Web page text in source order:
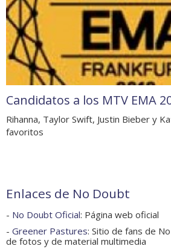
Candidatos a los MTV EMA
Rihanna, Taylor Swift, Justin Bieber y
favoritos
Enlaces de No Doubt
- No Doubt Oficial: Página web oficial
- Greener Pastures: Sitio de fans de
de fotos y de material multimedia